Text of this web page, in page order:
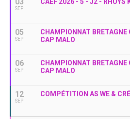
SEP
05
SEP
CHAMPIONNAT BRETAGNE
CAP MALO
06
SEP
CHAMPIONNAT BRETAGNE
CAP MALO
12
SEP
COMPÉTITION AS WE &